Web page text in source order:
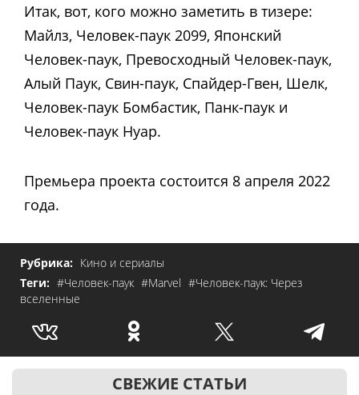
Итак, вот, кого можно заметить в тизере:
Майлз, Человек-паук 2099, Японский
Человек-паук, Превосходный Человек-паук,
Алый Паук, Свин-паук, Спайдер-Гвен, Шелк,
Человек-паук Бомбастик, Панк-паук и
Человек-паук Нуар.
Премьера проекта состоится 8 апреля 2022
года.
Рубрика: Кино и сериалы
Теги: #Человек-паук #Marvel #Человек-паук: Через
вселенные
СВЕЖИЕ СТАТЬИ